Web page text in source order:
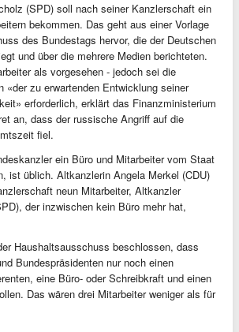
(SPD) soll nach seiner Kanzlerschaft ein
bekommen. Das geht aus einer Vorlage
des Bundestags hervor, die der Deutschen
und über die mehrere Medien berichteten.
als vorgesehen - jedoch sei die
«der zu erwartenden Entwicklung seiner
erforderlich, erklärt das Finanzministerium
an, dass der russische Angriff auf die
fiel.
ein Büro und Mitarbeiter vom Staat
ist üblich. Altkanzlerin Angela Merkel (CDU)
neun Mitarbeiter, Altkanzler
der inzwischen kein Büro mehr hat,
Haushaltsausschuss beschlossen, dass
Bundespräsidenten nur noch einen
eine Büro- oder Schreibkraft und einen
Das wären drei Mitarbeiter weniger als für